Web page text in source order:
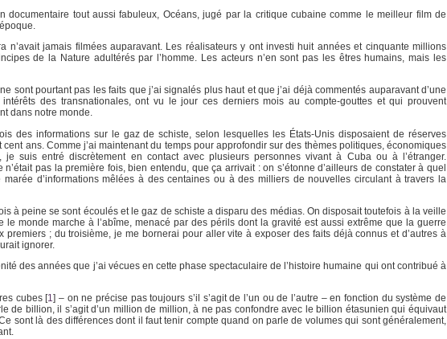
documentaire tout aussi fabuleux, Océans, jugé par la critique cubaine comme le meilleur film de
n’avait jamais filmées auparavant. Les réalisateurs y ont investi huit années et cinquante millions
de la Nature adultérés par l’homme. Les acteurs n’en sont pas les êtres humains, mais les
sont pourtant pas les faits que j’ai signalés plus haut et que j’ai déjà commentés auparavant d’une
des transnationales, ont vu le jour ces derniers mois au compte-gouttes et qui prouvent
dans notre monde.
des informations sur le gaz de schiste, selon lesquelles les États-Unis disposaient de réserves
ans. Comme j’ai maintenant du temps pour approfondir sur des thèmes politiques, économiques
suis entré discrètement en contact avec plusieurs personnes vivant à Cuba ou à l’étranger.
pas la première fois, bien entendu, que ça arrivait : on s’étonne d’ailleurs de constater à quel
d’informations mêlées à des centaines ou à des milliers de nouvelles circulant à travers la
à peine se sont écoulés et le gaz de schiste a disparu des médias. On disposait toutefois à la veille
monde marche à l’abîme, menacé par des périls dont la gravité est aussi extrême que la guerre
; du troisième, je me bornerai pour aller vite à exposer des faits déjà connus et d’autres à
ignorer.
des années que j’ai vécues en cette phase spectaculaire de l’histoire humaine qui ont contribué à
cubes[1] – on ne précise pas toujours s’il s’agit de l’un ou de l’autre – en fonction du système de
de billion, il s’agit d’un million de million, à ne pas confondre avec le billion étasunien qui équivaut
sont là des différences dont il faut tenir compte quand on parle de volumes qui sont généralement,